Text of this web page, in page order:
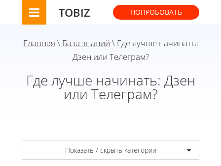
TOBIZ ПОПРОБОВАТЬ
Главная \ База знаний \ Где лучше начинать:
Дзен или Телеграм?
Где лучше начинать: Дзен
или Телеграм?
Показать / скрыть категории